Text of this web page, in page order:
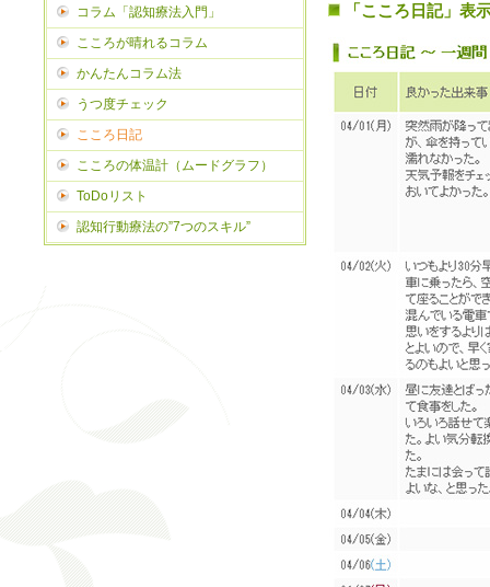
コラム「認知療法入門」
こころが晴れるコラム
かんたんコラム法
うつ度チェック
こころ日記
こころの体温計（ムードグラフ）
ToDoリスト
認知行動療法の”7つのスキル”
「こころ日記」表